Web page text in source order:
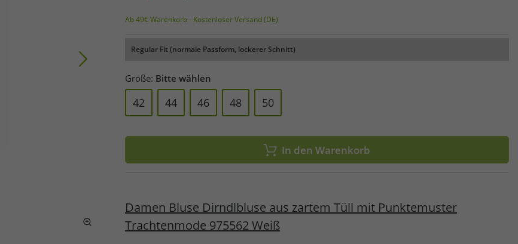
Ab 49€ Warenkorb - Kostenloser Versand (DE)
Regular Fit (normale Passform, lockerer Schnitt)
Größe: Bitte wählen
42 44 46 48 50
In den Warenkorb
Damen Bluse Dirndlbluse aus zartem Tüll mit Punktemuster
Trachtenmode 975562 Weiß